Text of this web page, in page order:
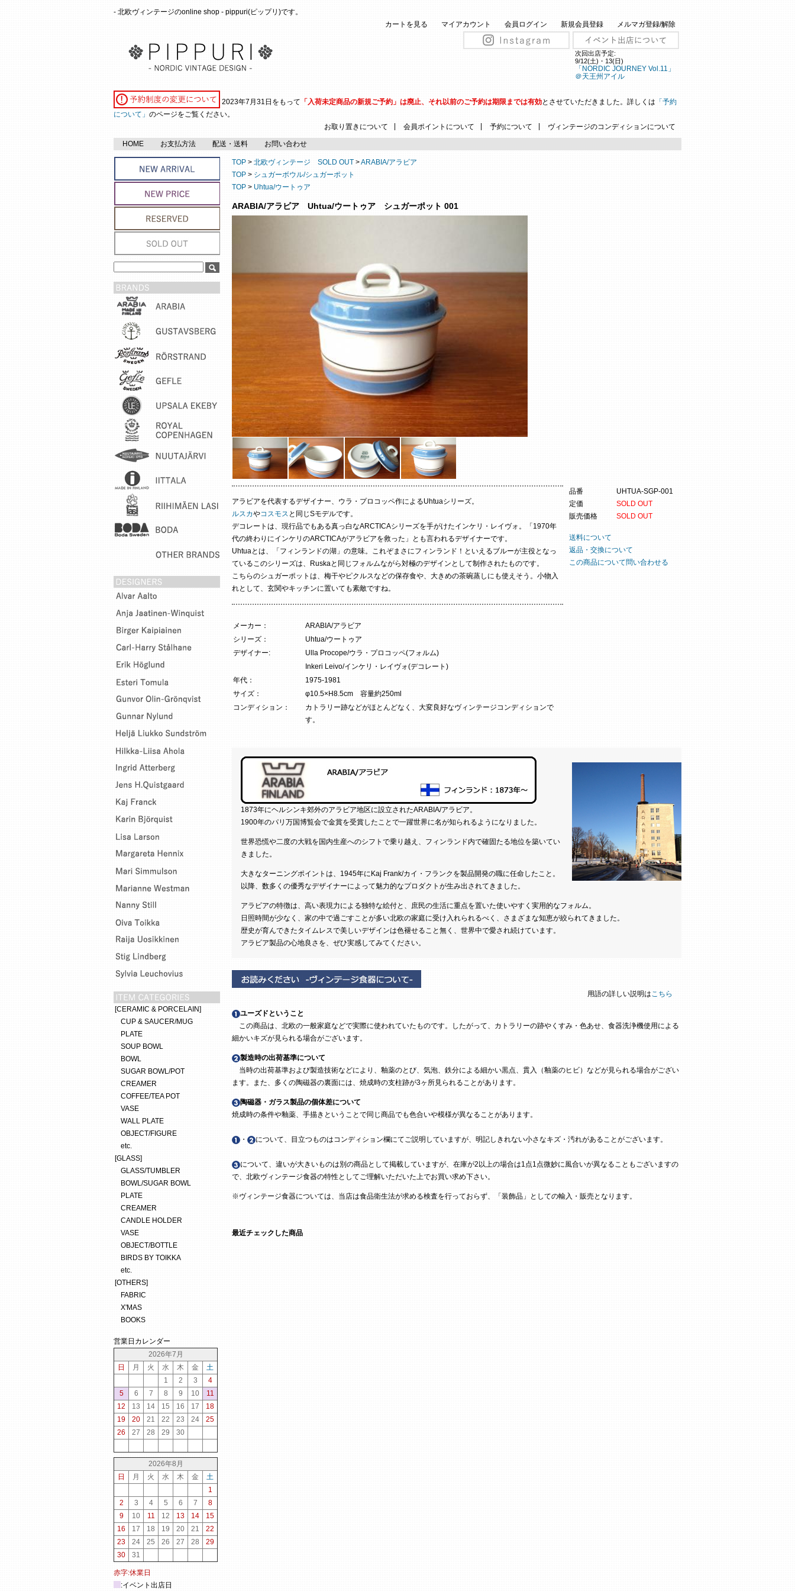
- 北欧ヴィンテージのonline shop - pippuri(ピップリ)です。
カートを見る
マイアカウント 会員ログイン 新規会員登録 メルマガ登録/解除
次回出店予定:
9/12(土)・13(日)
「NORDIC JOURNEY Vol.11」
＠天王州アイル
2023年7月31日をもって 「入荷未定商品の新規ご予約」は廃止、それ以前のご予約は期限までは有効とさせていただきました。詳しくは 「予約
について」 のページをご覧ください。
お取り置きについて
会員ポイントについて 予約について ヴィンテージのコンディションについて
HOME お支払方法 配送・送料 お問い合わせ
TOP > 北欧ヴィンテージ SOLD OUT >ARABIA/アラビア
TOP > シュガーボウル/シュガーポット
TOP > Uhtua/ウートゥア
ARABIA/アラビア Uhtua/ウートゥア シュガーポット 001
品番
UHTUA-SGP-001
定価
SOLD OUT
販売価格
SOLD OUT
送料について
返品・交換について
この商品について問い合わせる
アラビアを代表するデザイナー、ウラ・プロコッペ作によるUhtuaシリーズ。
ルスカやコスモス と同じSモデルです。
デコレートは、現行品でもある真っ白なARCTICAシリーズを手がけたインケリ・レイヴォ。「1970年
代の終わりにインケリのARCTICAがアラビアを救った」とも言われるデザイナーです。
Uhtuaとは、「フィンランドの湖」の意味。これぞまさにフィンランド！といえるブルーが主役となっ
ているこのシリーズは、Ruskaと同じフォルムながら対極のデザインとして制作されたものです。
こちらのシュガーポットは、梅干やピクルスなどの保存食や、大きめの茶碗蒸しにも使えそう。小物入
れとして、玄関やキッチンに置いても素敵ですね。
メーカー：
ARABIA/アラビア
シリーズ：
Uhtua/ウートゥア
デザイナー:
Ulla Procope/ウラ・プロコッペ(フォルム)
Inkeri Leivo/インケリ・レイヴォ(デコレート)
年代：
1975-1981
サイズ：
φ10.5×H8.5cm 容量約250ml
コンディション：
カトラリー跡などがほとんどなく、大変良好なヴィンテージコンディションで
す。
1873年にヘルシンキ郊外のアラビア地区に設立されたARABIA/アラビア。
1900年のパリ万国博覧会で金賞を受賞したことで一躍世界に名が知られるようになりました。
世界恐慌や二度の大戦を国内生産へのシフトで乗り越え、フィンランド内で確固たる地位を築いてい
きました。
大きなターニングポイントは、1945年にKaj Frank/カイ・フランクを製品開発の職に任命したこと。
以降、数多くの優秀なデザイナーによって魅力的なプロダクトが生み出されてきました。
アラビアの特徴は、高い表現力による独特な絵付と、庶民の生活に重点を置いた使いやすく実用的なフォルム。
日照時間が少なく、家の中で過ごすことが多い北欧の家庭に受け入れられるべく、さまざまな知恵が絞られてきました。
歴史が育んできたタイムレスで美しいデザインは色褪せること無く、世界中で愛され続けています。
アラビア製品の心地良さを、ぜひ実感してみてください。
用語の詳しい説明はこちら
ユーズドということ
この商品は、北欧の一般家庭などで実際に使われていたものです。したがって、カトラリーの跡やくすみ・色あせ、食器洗浄機使用による
細かいキズが見られる場合がございます。
製造時の出荷基準について
当時の出荷基準および製造技術などにより、釉薬のとび、気泡、鉄分による細かい黒点、貫入（釉薬のヒビ）などが見られる場合がござい
ます。また、多くの陶磁器の裏面には、焼成時の支柱跡が3ヶ所見られることがあります。
陶磁器・ガラス製品の個体差について
焼成時の条件や釉薬、手描きということで同じ商品でも色合いや模様が異なることがあります。
・ について、目立つものはコンディション欄にてご説明していますが、明記しきれない小さなキズ・汚れがあることがございます。
について、違いが大きいものは別の商品として掲載していますが、在庫が2以上の場合は1点1点微妙に風合いが異なることもございますの
で、北欧ヴィンテージ食器の特性としてご理解いただいた上でお買い求め下さい。
※ヴィンテージ食器については、当店は食品衛生法が求める検査を行っておらず、「装飾品」としての輸入・販売となります。
最近チェックした商品
[CERAMIC & PORCELAIN]
CUP & SAUCER/MUG
PLATE
SOUP BOWL
BOWL
SUGAR BOWL/POT
CREAMER
COFFEE/TEA POT
VASE
WALL PLATE
OBJECT/FIGURE
etc.
[GLASS]
GLASS/TUMBLER
BOWL/SUGAR BOWL
PLATE
CREAMER
CANDLE HOLDER
VASE
OBJECT/BOTTLE
BIRDS BY TOIKKA
etc.
[OTHERS]
FABRIC
X'MAS
BOOKS
営業日カレンダー
2026年7月
日
月 火 水 木 金
土
1
2 3
4
5
6 7 8 9 10
11
12
13 14 15 16 17
18
19
20 21 22 23 24
25
26
27 28 29 30
2026年8月
日
月 火 水 木 金
土
1
2
3 4 5 6 7
8
9
10 11 12 13 14
15
16
17 18 19 20 21
22
23
24 25 26 27 28
29
30
31
赤字:休業日
:イベント出店日